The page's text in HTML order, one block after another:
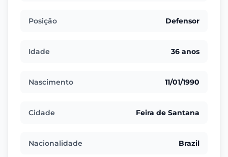
Posição Defensor
Idade 36 anos
Nascimento 11/01/1990
Cidade Feira de Santana
Nacionalidade Brazil